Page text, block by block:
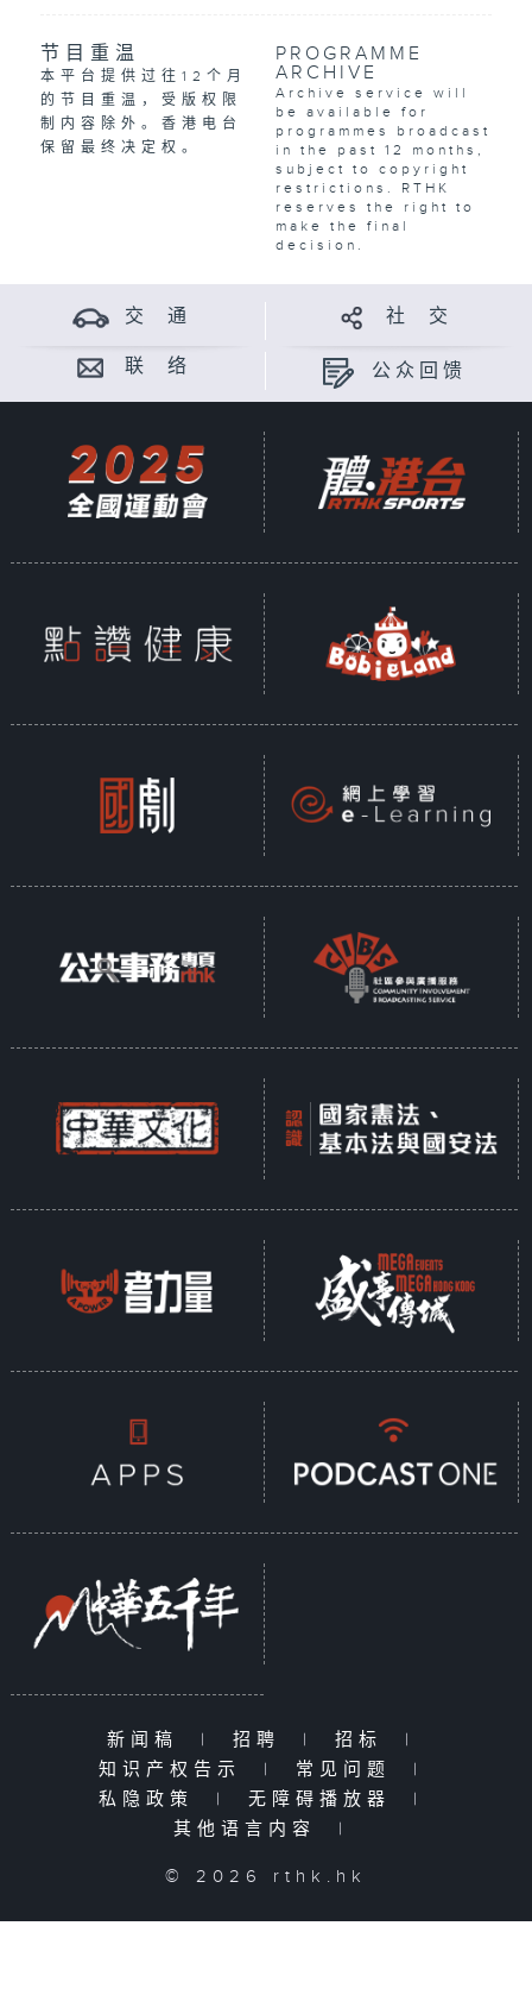
节目重温
本平台提供过往12个月
的节目重温，受版权限
制内容除外。香港电台
保留最终决定权。
PROGRAMME
ARCHIVE
Archive service will
be available for
programmes broadcast
in the past 12 months,
subject to copyright
restrictions. RTHK
reserves the right to
make the final
decision.
交 通 社 交
联 络 公众回馈
新闻稿 | 招聘 | 招标
|
知识产权告示
| 常见问题
|
私隐政策
| 无障碍播放器
|
其他语言内容
|
© 2026 rthk.hk